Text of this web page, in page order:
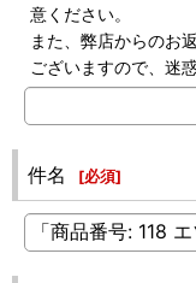
意ください。
また、弊店からのお
ございますので、迷
件名 [必須]